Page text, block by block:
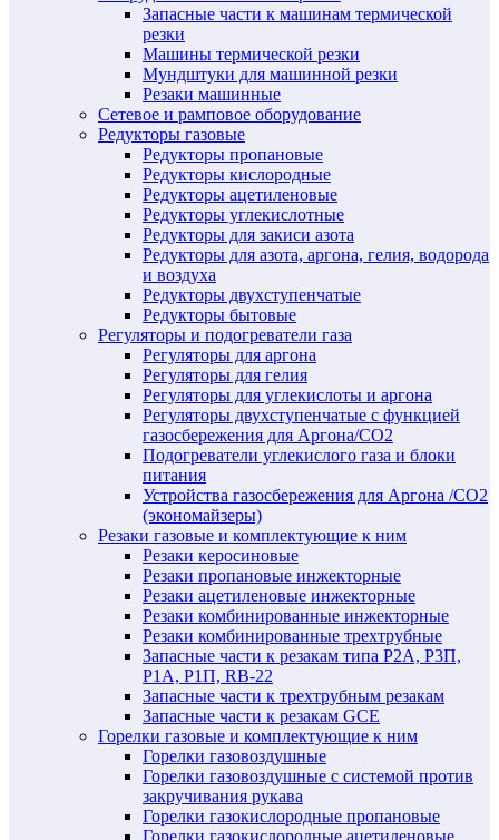
Запасные части к машинам термической
резки
Машины термической резки
Мундштуки для машинной резки
Резаки машинные
Сетевое и рамповое оборудование
Редукторы газовые
Редукторы пропановые
Редукторы кислородные
Редукторы ацетиленовые
Редукторы углекислотные
Редукторы для закиси азота
Редукторы для азота, аргона, гелия, водорода
и воздуха
Редукторы двухступенчатые
Редукторы бытовые
Регуляторы и подогреватели газа
Регуляторы для аргона
Регуляторы для гелия
Регуляторы для углекислоты и аргона
Регуляторы двухступенчатые c функцией
газосбережения для Аргона/СО2
Подогреватели углекислого газа и блоки
питания
Устройства газосбережения для Аргона /СО2
(экономайзеры)
Резаки газовые и комплектующие к ним
Резаки керосиновые
Резаки пропановые инжекторные
Резаки ацетиленовые инжекторные
Резаки комбинированные инжекторные
Резаки комбинированные трехтрубные
Запасные части к резакам типа Р2А, Р3П,
Р1А, Р1П, RB-22
Запасные части к трехтрубным резакам
Запасные части к резакам GCE
Горелки газовые и комплектующие к ним
Горелки газовоздушные
Горелки газовоздушные с системой против
закручивания рукава
Горелки газокислородные пропановые
Горелки газокислородные ацетиленовые